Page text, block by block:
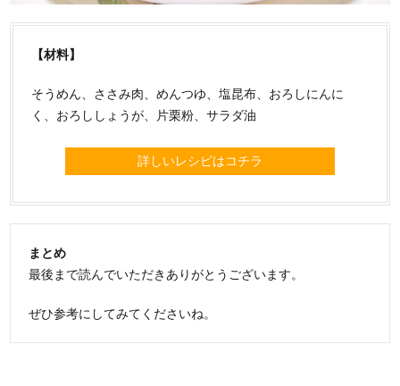
【材料】
そうめん、ささみ肉、めんつゆ、塩昆布、おろしにんに
く、おろししょうが、片栗粉、サラダ油
詳しいレシピはコチラ
まとめ
最後まで読んでいただきありがとうございます。
ぜひ参考にしてみてくださいね。